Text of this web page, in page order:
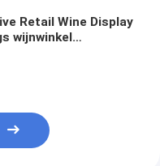
Retail Wine Display
wijnwinkel